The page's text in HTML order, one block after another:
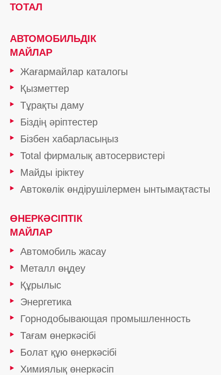
ТОТАЛ
АВТОМОБИЛЬДІК
МАЙЛАР
Жағармайлар каталогы
Қызметтер
Тұрақты даму
Біздің әріптестер
Бізбен хабарласыңыз
Total фирмалық автосервистері
Майды іріктеу
Автокөлік өндірушілермен ынтымақтасты
ӨНЕРКӘСІПТІК
МАЙЛАР
Автомобиль жасау
Металл өңдеу
Құрылыс
Энергетика
Горнодобывающая промышленность
Тағам өнеркәсібі
Болат құю өнеркәсібі
Химиялық өнеркәсіп